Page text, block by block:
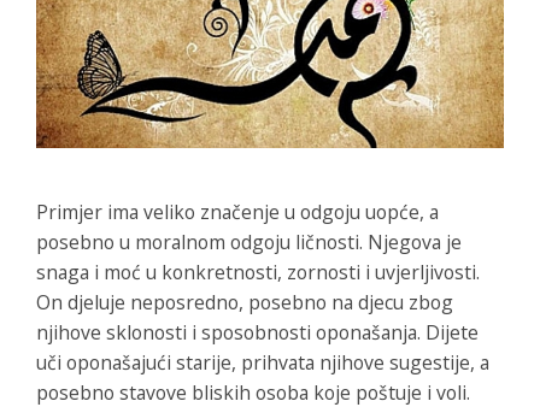
Primjer ima veliko značenje u odgoju uopće, a
posebno u moralnom odgoju ličnosti. Njegova je
snaga i moć u konkretnosti, zornosti i uvjerljivosti.
On djeluje neposredno, posebno na djecu zbog
njihove sklonosti i sposobnosti oponašanja. Dijete
uči oponašajući starije, prihvata njihove sugestije, a
posebno stavove bliskih osoba koje poštuje i voli.